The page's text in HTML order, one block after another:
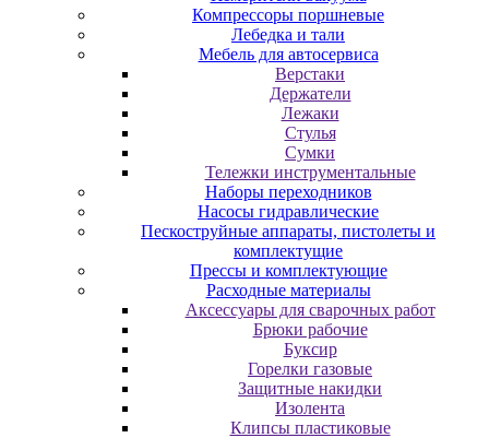
Компрессоры поршневые
Лебедка и тали
Мебель для автосервиса
Верстаки
Держатели
Лежаки
Стулья
Сумки
Тележки инструментальные
Наборы переходников
Насосы гидравлические
Пескоструйные аппараты, пистолеты и
комплектущие
Прессы и комплектующие
Расходные материалы
Аксессуары для сварочных работ
Брюки рабочие
Буксир
Горелки газовые
Защитные накидки
Изолента
Клипсы пластиковые